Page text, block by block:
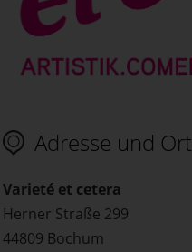
Adresse und Ort
Varieté et cetera
Herner Straße 299
44809 Bochum